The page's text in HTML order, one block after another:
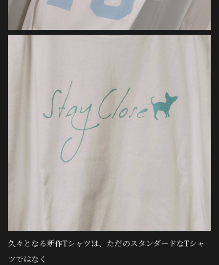
久々となる新作Tシャツは、ただのスタンダードなTシャ
ツではなく